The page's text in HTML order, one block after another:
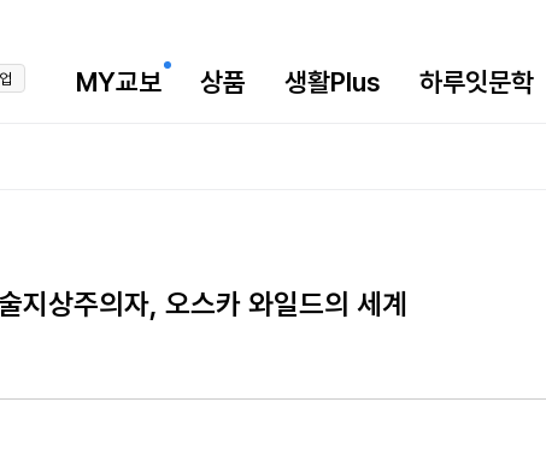
MY교보 상품 생활Plus 하루잇문학
지상주의자, 오스카 와일드의 세계